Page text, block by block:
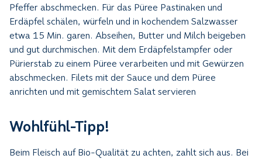
Pfeffer abschmecken. Für das Püree Pastinaken und
Erdäpfel schälen, würfeln und in kochendem Salzwasser
etwa 15 Min. garen. Abseihen, Butter und Milch beigeben
und gut durchmischen. Mit dem Erdäpfelstampfer oder
Pürierstab zu einem Püree verarbeiten und mit Gewürzen
abschmecken. Filets mit der Sauce und dem Püree
anrichten und mit gemischtem Salat servieren
Wohlfühl-Tipp!
Beim Fleisch auf Bio-Qualität zu achten, zahlt sich aus. Bei